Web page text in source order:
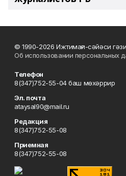
© 1990-2026 Ижтимағи-сәйәси
Об использовании персональных
Телефон
8(347)752-55-04 баш мөхәррир
Эл. почта
ataysal90@mail.ru
Редакция
8(347)752-55-08
Приемная
8(347)752-55-08